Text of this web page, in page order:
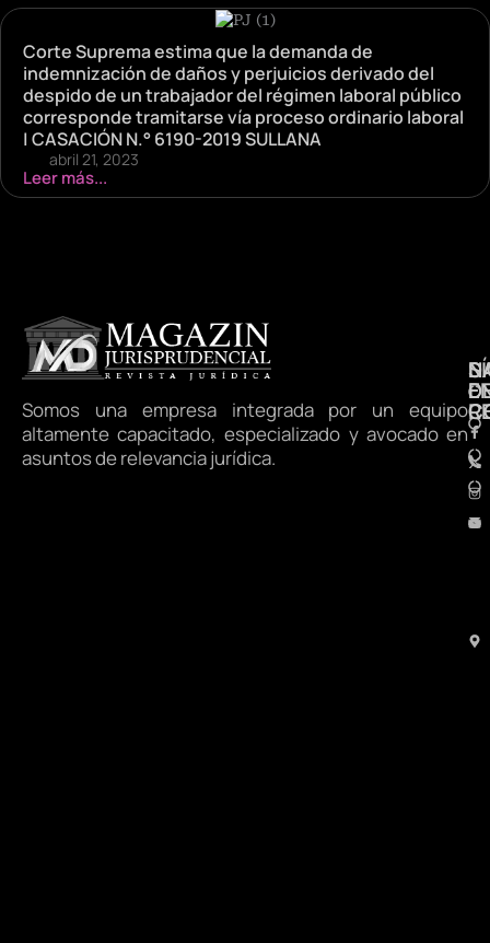
Corte Suprema estima que la demanda de
indemnización de daños y perjuicios derivado del
despido de un trabajador del régimen laboral público
corresponde tramitarse vía proceso ordinario laboral
| CASACIÓN N.° 6190-2019 SULLANA
abril 21, 2023
Leer más...
Somos una empresa integrada por un equipo
altamente capacitado, especializado y avocado en
asuntos de relevancia jurídica.